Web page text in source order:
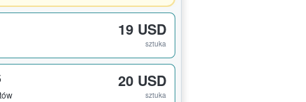
19 USD
sztuka
20 USD
sztuka